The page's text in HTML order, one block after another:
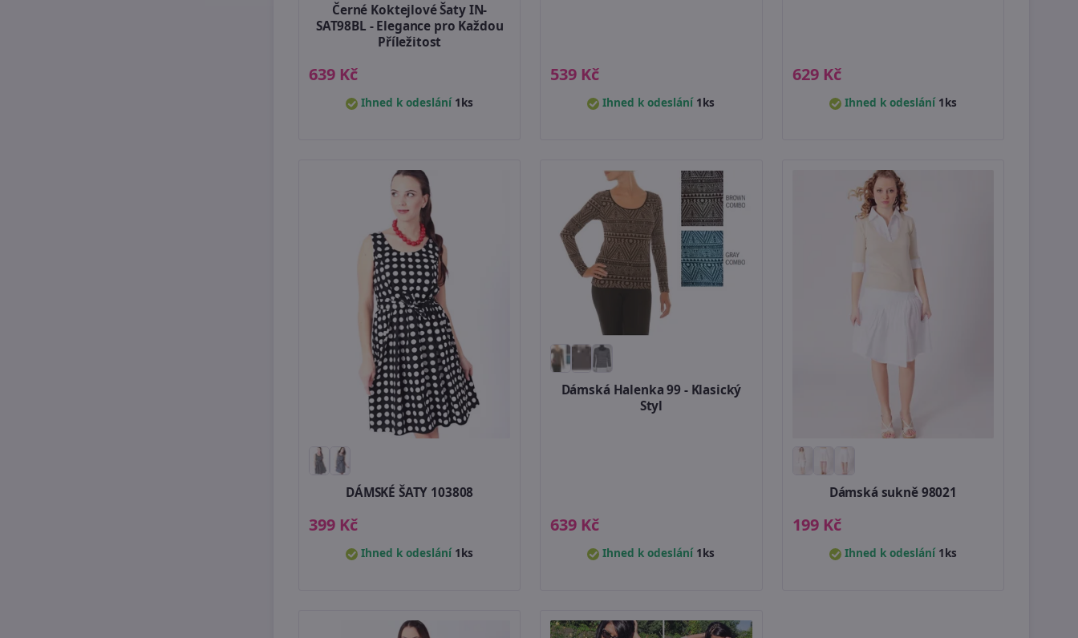
Černé Koktejlové Šaty IN-
SAT98BL - Elegance pro Každou
Příležitost
639 Kč
Ihned k odeslání 1ks
539 Kč
Ihned k odeslání 1ks
629 Kč
Ihned k odeslání 1ks
DÁMSKÉ ŠATY 103808
399 Kč
Ihned k odeslání 1ks
Dámská Halenka 99 - Klasický
Styl
639 Kč
Ihned k odeslání 1ks
Dámská sukně 98021
199 Kč
Ihned k odeslání 1ks